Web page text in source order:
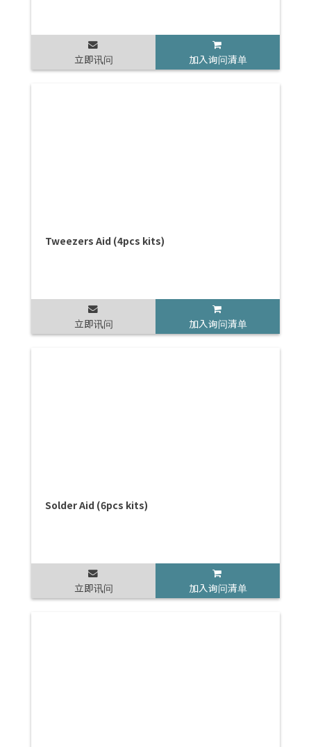
立即讯问 加入询问清单
Tweezers Aid (4pcs kits)
立即讯问 加入询问清单
Solder Aid (6pcs kits)
立即讯问 加入询问清单